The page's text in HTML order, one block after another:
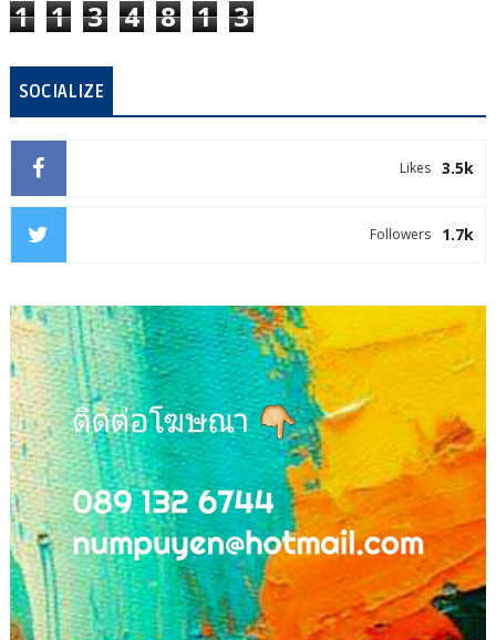
1 1 3 4 8 1 3
SOCIALIZE
3.5k
Likes
1.7k
Followers